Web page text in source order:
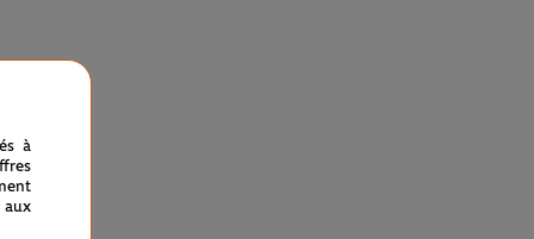
à
aux